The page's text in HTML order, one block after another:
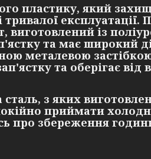
пластику, який
експлуатації.
виготовлений із
та має широкий
металевою
та оберігає від
сталь, з яких
приймати
про збереження